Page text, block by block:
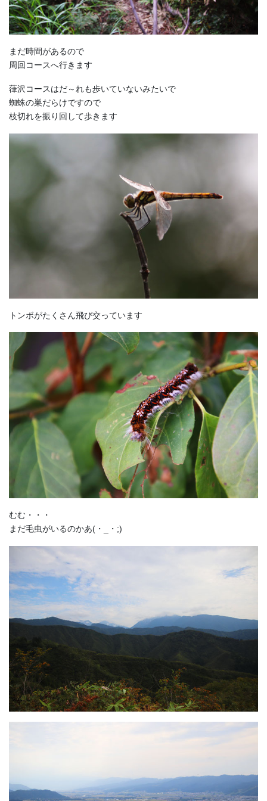
まだ時間があるので
周回コースへ行きます
葎沢コースはだ～れも歩いていないみたいで
蜘蛛の巣だらけですので
枝切れを振り回して歩きます
トンボがたくさん飛び交っています
むむ・・・
まだ毛虫がいるのかあ(・_・;)